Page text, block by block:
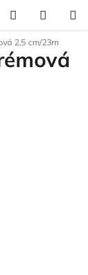
Hledat
KOŠÍK
2,5 cm/23m